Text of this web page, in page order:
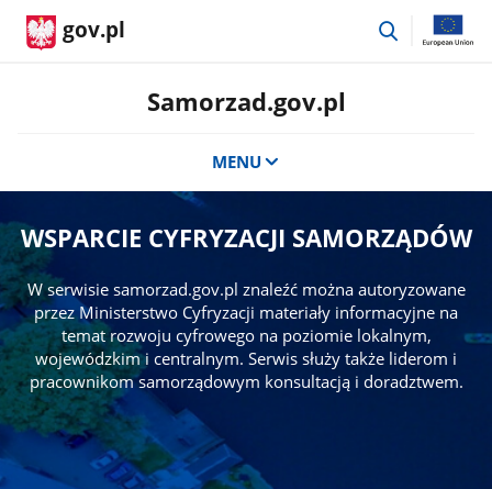
gov.pl
przejdź
Samorzad.gov.pl
MENU
WSPARCIE CYFRYZACJI SAMORZĄDÓW
W serwisie samorzad.gov.pl znaleźć można autoryzowane
przez Ministerstwo Cyfryzacji materiały informacyjne na
temat rozwoju cyfrowego na poziomie lokalnym,
wojewódzkim i centralnym. Serwis służy także liderom i
pracownikom samorządowym konsultacją i doradztwem.